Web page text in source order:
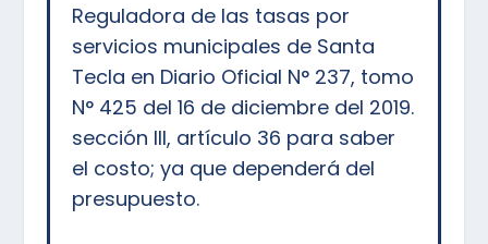
Reguladora de las tasas por
servicios municipales de Santa
Tecla en Diario Oficial N° 237, tomo
N° 425 del 16 de diciembre del 2019.
sección III, artículo 36 para saber
el costo; ya que dependerá del
presupuesto.